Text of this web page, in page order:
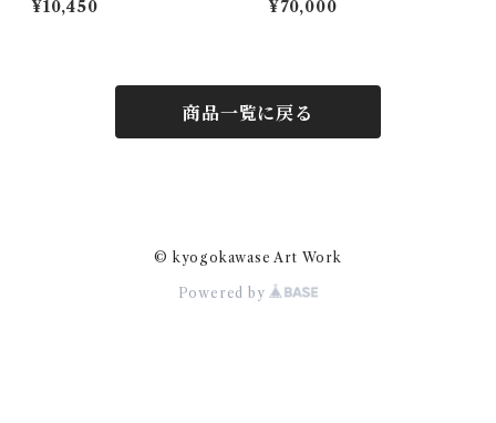
¥10,450 ¥70,000
商品一覧に戻る
© kyogokawase Art Work
Powered by